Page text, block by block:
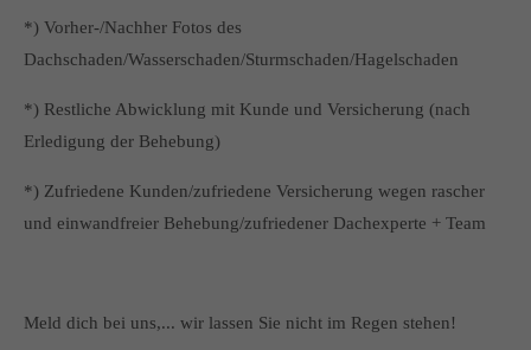
*) Vorher-/Nachher Fotos des
Dachschaden/Wasserschaden/Sturmschaden/Hagelschaden
*) Restliche Abwicklung mit Kunde und Versicherung (nach
Erledigung der Behebung)
*) Zufriedene Kunden/zufriedene Versicherung wegen rascher
und einwandfreier Behebung/zufriedener Dachexperte + Team
Meld dich bei uns,... wir lassen Sie nicht im Regen stehen!